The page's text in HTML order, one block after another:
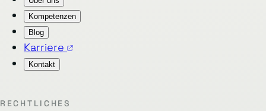
Kompetenzen
Blog
Karriere
Kontakt
RECHTLICHES